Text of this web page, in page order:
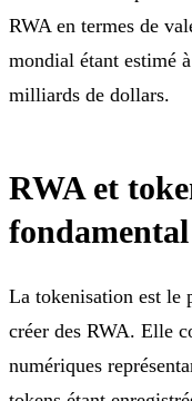
RWA en termes de
mondial étant estimé
milliards de dollars.
RWA et
fondamental
La tokenisation est le
créer des RWA. Elle
numériques